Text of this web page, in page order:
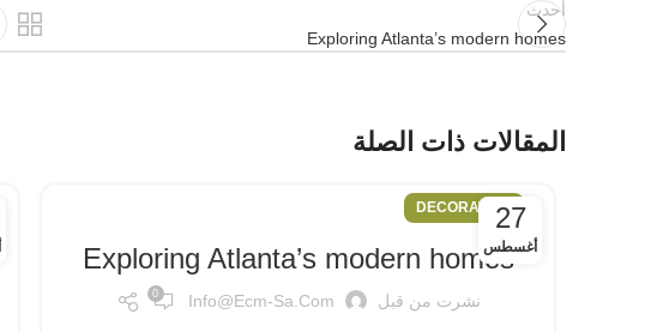
أحدث
Exploring Atlanta’s modern homes
المقالات ذات الصلة
27
أغسطس
DECORATION
Exploring Atlanta’s modern homes
نشرت من قبل Info@ecm-Sa.com
0